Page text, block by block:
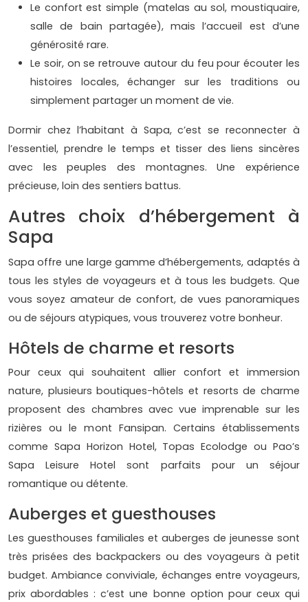
Le confort est simple (matelas au sol, moustiquaire,
salle de bain partagée), mais l’accueil est d’une
générosité rare.
Le soir, on se retrouve autour du feu pour écouter les
histoires locales, échanger sur les traditions ou
simplement partager un moment de vie.
Dormir chez l’habitant à Sapa, c’est se reconnecter à
l’essentiel, prendre le temps et tisser des liens sincères
avec les peuples des montagnes. Une expérience
précieuse, loin des sentiers battus.
Autres choix d’hébergement à
Sapa
Sapa offre une large gamme d’hébergements, adaptés à
tous les styles de voyageurs et à tous les budgets. Que
vous soyez amateur de confort, de vues panoramiques
ou de séjours atypiques, vous trouverez votre bonheur.
Hôtels de charme et resorts
Pour ceux qui souhaitent allier confort et immersion
nature, plusieurs boutiques-hôtels et resorts de charme
proposent des chambres avec vue imprenable sur les
rizières ou le mont Fansipan. Certains établissements
comme Sapa Horizon Hotel, Topas Ecolodge ou Pao’s
Sapa Leisure Hotel sont parfaits pour un séjour
romantique ou détente.
Auberges et guesthouses
Les guesthouses familiales et auberges de jeunesse sont
très prisées des backpackers ou des voyageurs à petit
budget. Ambiance conviviale, échanges entre voyageurs,
prix abordables : c’est une bonne option pour ceux qui